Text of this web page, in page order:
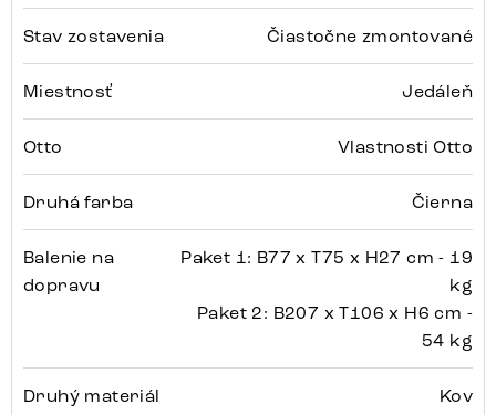
Stav zostavenia Čiastočne zmontované
Miestnosť Jedáleň
Otto Vlastnosti Otto
Druhá farba Čierna
Balenie na
dopravu
Paket 1: B77 x T75 x H27 cm - 19
kg
Paket 2: B207 x T106 x H6 cm -
54 kg
Druhý materiál Kov